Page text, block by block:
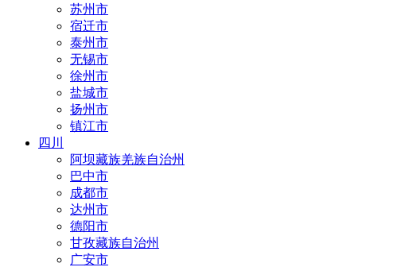
苏州市
宿迁市
泰州市
无锡市
徐州市
盐城市
扬州市
镇江市
四川
阿坝藏族羌族自治州
巴中市
成都市
达州市
德阳市
甘孜藏族自治州
广安市